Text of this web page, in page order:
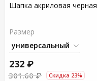
Шапка акриловая черная
Размер
232 ₽
301.60 ₽ Скидка 23%